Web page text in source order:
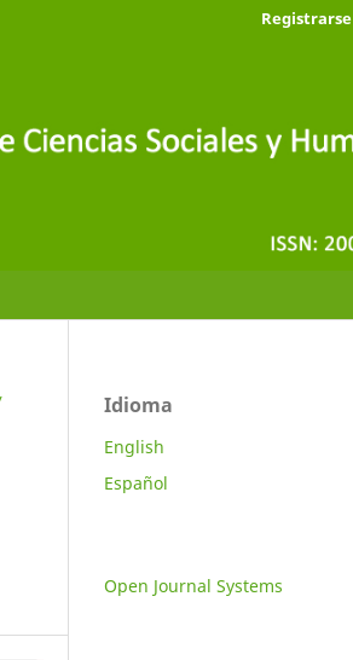
Registrarse
Idioma
English
Español
Open Journal Systems